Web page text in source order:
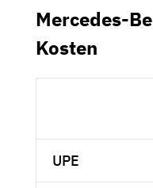
Mercedes-
Kosten
UPE